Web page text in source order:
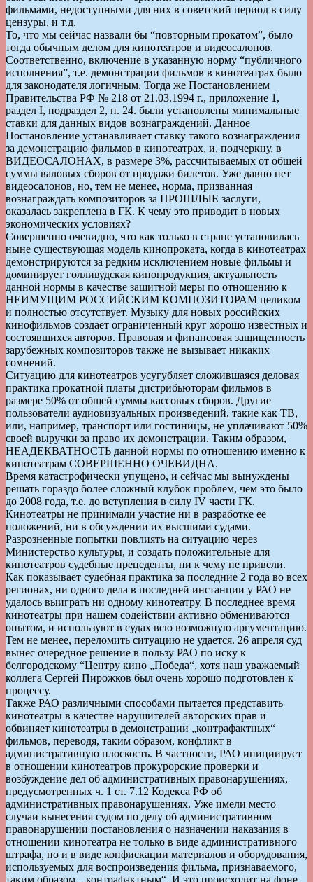
фильмами, недоступными для них в советский период в силу
цензуры, и т.д.
То, что мы сейчас назвали бы “повторным прокатом”, было
тогда обычным делом для кинотеатров и видеосалонов.
Соответственно, включение в указанную норму “публичного
исполнения”, т.е. демонстрации фильмов в кинотеатрах было
для законодателя логичным. Тогда же Постановлением
Правительства РФ № 218 от 21.03.1994 г., приложение 1,
раздел I, подраздел 2, п. 24. были установлены минимальные
ставки для данных видов вознаграждений. Данное
Постановление устанавливает ставку такого вознаграждения
за демонстрацию фильмов в кинотеатрах, и, подчеркну, в
ВИДЕОСАЛОНАХ, в размере 3%, рассчитываемых от общей
суммы валовых сборов от продажи билетов. Уже давно нет
видеосалонов, но, тем не менее, норма, призванная
вознаграждать композиторов за ПРОШЛЫЕ заслуги,
оказалась закреплена в ГК. К чему это приводит в новых
экономических условиях?
Совершенно очевидно, что как только в стране установилась
ныне существующая модель кинопроката, когда в кинотеатрах
демонстрируются за редким исключением новые фильмы и
доминирует голливудская кинопродукция, актуальность
данной нормы в качестве защитной меры по отношению к
НЕИМУЩИМ РОССИЙСКИМ КОМПОЗИТОРАМ целиком
и полностью отсутствует. Музыку для новых российских
кинофильмов создает ограниченный круг хорошо известных и
состоявшихся авторов. Правовая и финансовая защищенность
зарубежных композиторов также не вызывает никаких
сомнений.
Ситуацию для кинотеатров усугубляет сложившаяся деловая
практика прокатной платы дистрибьюторам фильмов в
размере 50% от общей суммы кассовых сборов. Другие
пользователи аудиовизуальных произведений, такие как ТВ,
или, например, транспорт или гостиницы, не уплачивают 50%
своей выручки за право их демонстрации. Таким образом,
НЕАДЕКВАТНОСТЬ данной нормы по отношению именно к
кинотеатрам СОВЕРШЕННО ОЧЕВИДНА.
Время катастрофически упущено, и сейчас мы вынуждены
решать гораздо более сложный клубок проблем, чем это было
до 2008 года, т.е. до вступления в силу IV части ГК.
Кинотеатры не принимали участие ни в разработке ее
положений, ни в обсуждении их высшими судами.
Разрозненные попытки повлиять на ситуацию через
Министерство культуры, и создать положительные для
кинотеатров судебные прецеденты, ни к чему не привели.
Как показывает судебная практика за последние 2 года во всех
регионах, ни одного дела в последней инстанции у РАО не
удалось выиграть ни одному кинотеатру. В последнее время
кинотеатры при нашем содействии активно обмениваются
опытом, и используют в судах всю возможную аргументацию.
Тем не менее, переломить ситуацию не удается. 26 апреля суд
вынес очередное решение в пользу РАО по иску к
белгородскому “Центру кино „Победа“, хотя наш уважаемый
коллега Сергей Пирожков был очень хорошо подготовлен к
процессу.
Также РАО различными способами пытается представить
кинотеатры в качестве нарушителей авторских прав и
обвиняет кинотеатры в демонстрации „контрафактных“
фильмов, переводя, таким образом, конфликт в
административную плоскость. В частности, РАО инициирует
в отношении кинотеатров прокурорские проверки и
возбуждение дел об административных правонарушениях,
предусмотренных ч. 1 ст. 7.12 Кодекса РФ об
административных правонарушениях. Уже имели место
случаи вынесения судом по делу об административном
правонарушении постановления о назначении наказания в
отношении кинотеатра не только в виде административного
штрафа, но и в виде конфискации материалов и оборудования,
используемых для воспроизведения фильма, признаваемого,
таким образом, „контрафактным“. И это происходит на фоне